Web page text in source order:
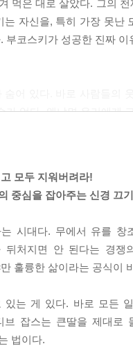
먹은 대로 살았다. 그의
는 자신을, 특히 가장 못난
부코스키가 성공한 진짜
가 업다. 왜냐면 우리에게
아니다. 당신이 기꺼이
인가'라는 문제가 당신이
벨도 들어 올릴 수 있다.
'나는 무엇을 즐기고 싶
가를 선택해야 한다. 고통
자신의 성공을 변덕스럽
팔아야겠어. 그러면 다 괜
런 문제를 해결해야 행복해
모두 지워버려라!
중심을 잡아주는 신경 끄
시대다. 무에서 유를
뒤처지면 안 된다는 경
훌륭한 삶이라는 공식이
있는 게 있다. 바로 모든
브 잡스는 큰딸을 제대로
법이다.